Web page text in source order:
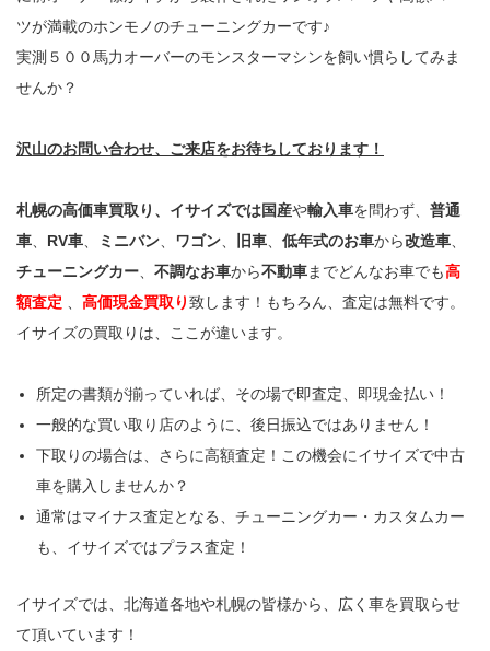
ツが満載のホンモノのチューニングカーです♪
実測５００馬力オーバーのモンスターマシンを飼い慣らしてみま
せんか？
沢山のお問い合わせ、ご来店をお待ちしております！
札幌の高価車買取り、イサイズでは国産や輸入車を問わず、 普通
車
RV車 ミニバン ワゴン 旧車 低年式のお車から改造車
チューニングカー
不調なお車から不動車までどんなお車でも高
額査定
高価現金買取り致します！もちろん、査定は無料です。
イサイズの買取りは、ここが違います。
所定の書類が揃っていれば、その場で即査定、即現金払い！
一般的な買い取り店のように、後日振込ではありません！
下取りの場合は、さらに高額査定！この機会にイサイズで中古
車を購入しませんか？
通常はマイナス査定となる、チューニングカー・カスタムカー
も、イサイズではプラス査定！
イサイズでは、北海道各地や札幌の皆様から、広く車を買取らせ
て頂いています！